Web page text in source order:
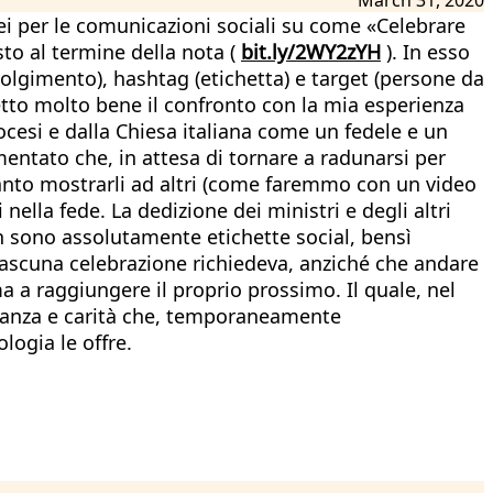
per le comunicazioni sociali su come «Celebrare
al termine della nota ( bit.ly/2WY2zYH ). In esso
hashtag (etichetta) e target (persone da
molto bene il confronto con la mia esperienza
e dalla Chiesa italiana come un fedele e un
che, in attesa di tornare a radunarsi per
mostrarli ad altri (come faremmo con un video
fede. La dedizione dei ministri e degli altri
assolutamente etichette social, bensì
celebrazione richiedeva, anziché che andare
a raggiungere il proprio prossimo. Il quale, nel
e carità che, temporaneamente
le offre.